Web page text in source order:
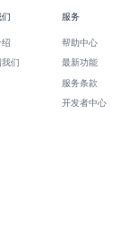
绍
们
服务
帮助中心
最新功能
服务条款
开发者中心